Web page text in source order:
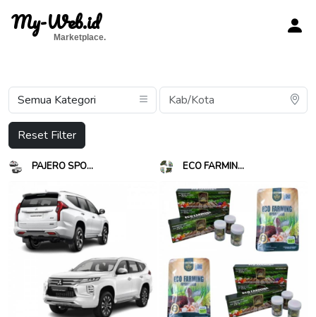
My-Web.id
Marketplace.
Reset Filter
PAJERO SPO... ECO FARMIN...